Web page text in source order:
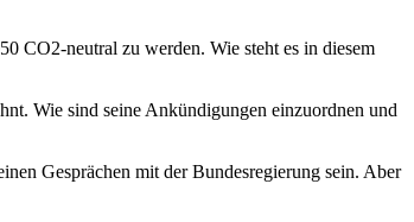
CO2-neutral zu werden. Wie steht es in diesem
Wie sind seine Ankündigungen einzuordnen und
Gesprächen mit der Bundesregierung sein. Aber